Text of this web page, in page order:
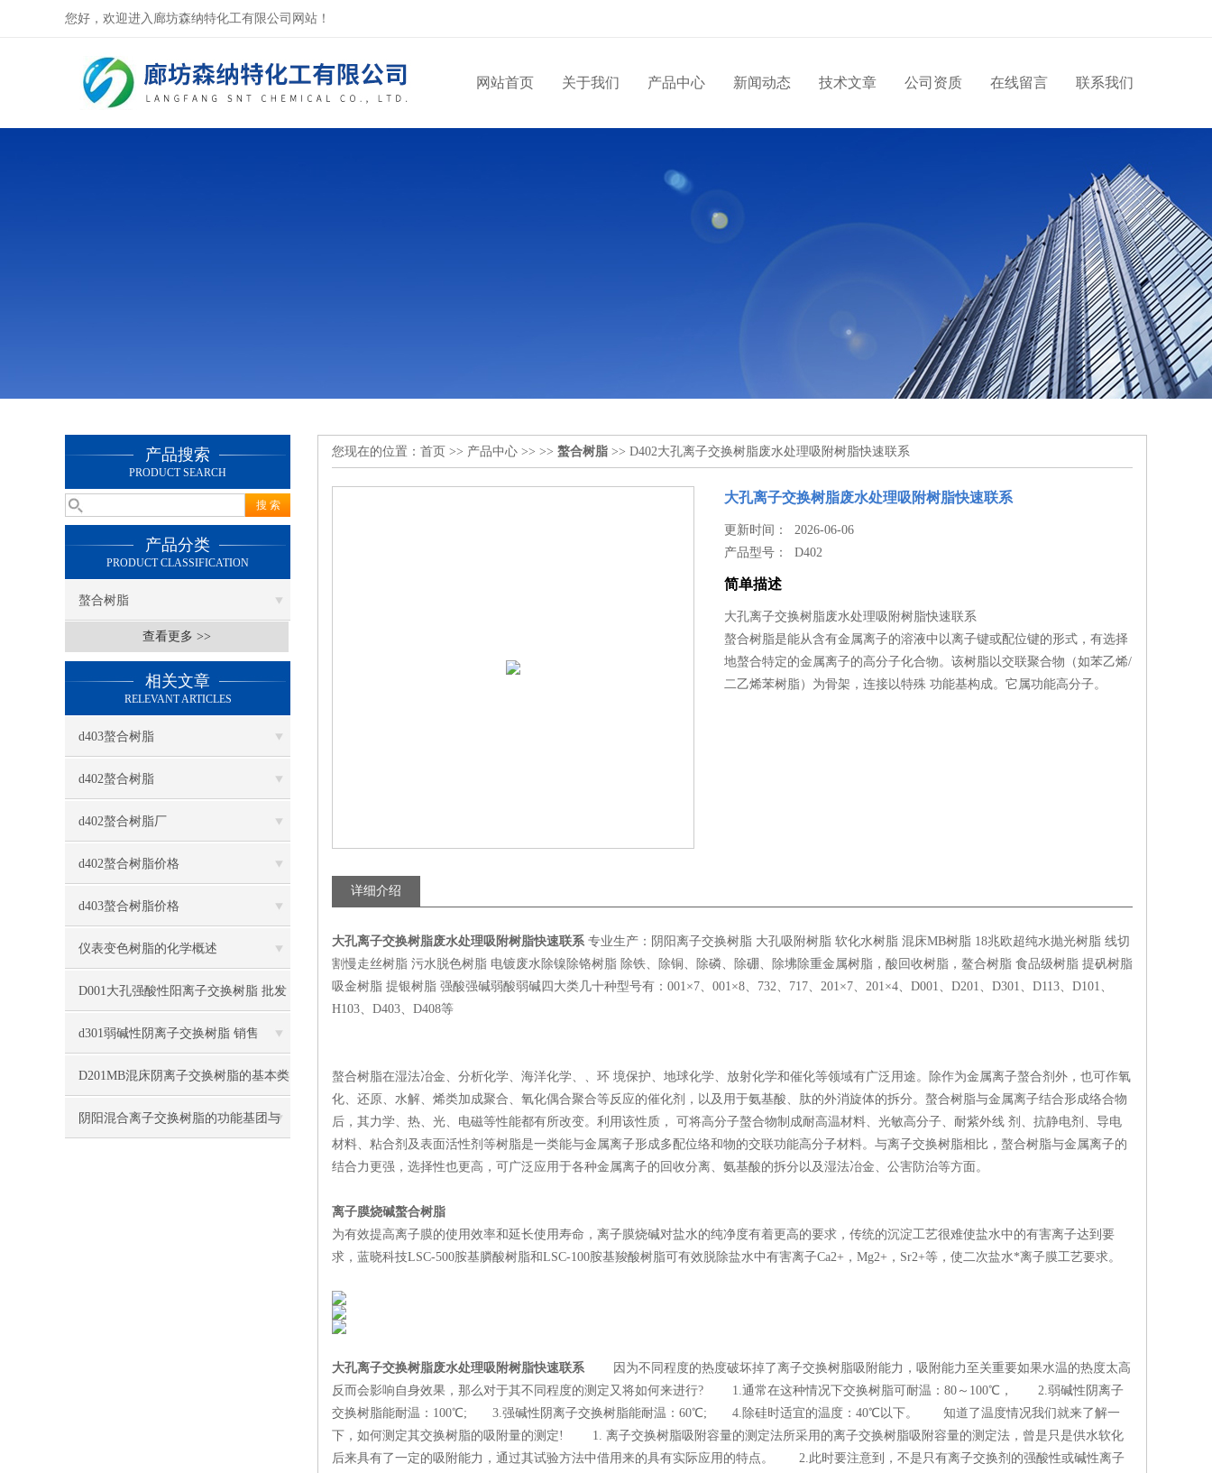
您好，欢迎进入廊坊森纳特化工有限公司网站！
网站首页 关于我们 产品中心 新闻动态 技术文章 公司资质 在线留言 联系我们
产品搜索
PRODUCT SEARCH
产品分类
PRODUCT CLASSIFICATION
螯合树脂
查看更多 >>
相关文章
RELEVANT ARTICLES
d403螯合树脂
d402螯合树脂
d402螯合树脂厂
d402螯合树脂价格
d403螯合树脂价格
仪表变色树脂的化学概述
D001大孔强酸性阳离子交换树脂 批发
商价格
d301弱碱性阴离子交换树脂 销售
D201MB混床阴离子交换树脂的基本类
型介绍
阴阳混合离子交换树脂的功能基团与
您现在的位置： 首页 >> 产品中心 >> >> 螯合树脂 >> D402大孔离子交换树脂废水处理吸附树脂快速联系
大孔离子交换树脂废水处理吸附树脂快速联系
更新时间： 2026-06-06
产品型号：D402
简单描述
大孔离子交换树脂废水处理吸附树脂快速联系
螯合树脂是能从含有金属离子的溶液中以离子键或配位键的形式，有选择
地螯合特定的金属离子的高分子化合物。该树脂以交联聚合物（如苯乙烯/
二乙烯苯树脂）为骨架，连接以特殊 功能基构成。它属功能高分子。
详细介绍
大孔离子交换树脂废水处理吸附树脂快速联系专业生产：阴阳离子交换树脂 大孔吸附树脂 软化水树脂 混床MB树脂 18兆欧超纯水抛光树脂 线切
割慢走丝树脂 污水脱色树脂 电镀废水除镍除铬树脂 除铁、除铜、除磷、除硼、除坲除重金属树脂，酸回收树脂，鳌合树脂 食品级树脂 提矾树脂
吸金树脂 提银树脂 强酸强碱弱酸弱碱四大类几十种型号有：001×7、001×8、732、717、201×7、201×4、D001、D201、D301、D113、D101、
H103、D403、D408等
螯合树脂在湿法冶金、分析化学、海洋化学、、环 境保护、地球化学、放射化学和催化等领域有广泛用途。除作为金属离子螯合剂外，也可作氧
化、还原、水解、烯类加成聚合、氧化偶合聚合等反应的催化剂，以及用于氨基酸、肽的外消旋体的拆分。螯合树脂与金属离子结合形成络合物
后，其力学、热、光、电磁等性能都有所改变。利用该性质， 可将高分子螯合物制成耐高温材料、光敏高分子、耐紫外线 剂、抗静电剂、导电
材料、粘合剂及表面活性剂等树脂是一类能与金属离子形成多配位络和物的交联功能高分子材料。与离子交换树脂相比，螯合树脂与金属离子的
结合力更强，选择性也更高，可广泛应用于各种金属离子的回收分离、氨基酸的拆分以及湿法冶金、公害防治等方面。
离子膜烧碱螯合树脂
为有效提高离子膜的使用效率和延长使用寿命，离子膜烧碱对盐水的纯净度有着更高的要求，传统的沉淀工艺很难使盐水中的有害离子达到要
求，蓝晓科技LSC-500胺基膦酸树脂和LSC-100胺基羧酸树脂可有效脱除盐水中有害离子Ca2+，Mg2+，Sr2+等，使二次盐水*离子膜工艺要求。
大孔离子交换树脂废水处理吸附树脂快速联系因为不同程度的热度破坏掉了离子交换树脂吸附能力，吸附能力至关重要如果水温的热度太高
反而会影响自身效果，那么对于其不同程度的测定又将如何来进行? 1.通常在这种情况下交换树脂可耐温：80～100℃， 2.弱碱性阴离子
交换树脂能耐温：100℃; 3.强碱性阴离子交换树脂能耐温：60℃; 4.除硅时适宜的温度：40℃以下。 知道了温度情况我们就来了解一
下，如何测定其交换树脂的吸附量的测定! 1. 离子交换树脂吸附容量的测定法所采用的离子交换树脂吸附容量的测定法，曾是只是供水软化
后来具有了一定的吸附能力，通过其试验方法中借用来的具有实际应用的特点。 2.此时要注意到，不是只有离子交换剂的强酸性或碱性离子